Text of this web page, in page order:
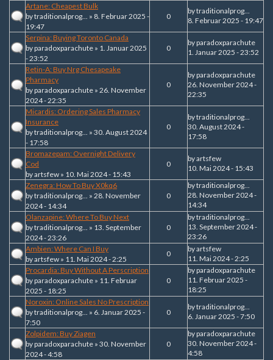
Artane: Cheapest Bulk
bytraditionalprog... » 8. Februar 2025 -
19:47
0
bytraditionalprog...
8. Februar 2025 - 19:47
Serpina: Buying Toronto Canada
byparadoxparachute » 1. Januar 2025
- 23:52
0
byparadoxparachute
1. Januar 2025 - 23:52
Retin-A: Buy Nrg Chesapeake
Pharmacy
byparadoxparachute » 26. November
2024 - 22:35
0
byparadoxparachute
26. November 2024 -
22:35
Micardis: Ordering Sales Pharmacy
Insurance
bytraditionalprog... » 30. August 2024
- 17:58
0
bytraditionalprog...
30. August 2024 -
17:58
Bromazepam: Overnight Delivery
Cod
byartsfew » 10. Mai 2024 - 15:43
0
byartsfew
10. Mai 2024 - 15:43
Zenegra: How To Buy X0kq6
bytraditionalprog... » 28. November
2024 - 14:34
0
bytraditionalprog...
28. November 2024 -
14:34
Olanzapine: Where To Buy Next
bytraditionalprog... » 13. September
2024 - 23:26
0
bytraditionalprog...
13. September 2024 -
23:26
Ambien: Where Can I Buy
byartsfew » 11. Mai 2024 - 2:25
0
byartsfew
11. Mai 2024 - 2:25
Procardia: Buy Without A Perscription
byparadoxparachute » 11. Februar
2025 - 18:25
0
byparadoxparachute
11. Februar 2025 -
18:25
Noroxin: Online Sales No Prescription
bytraditionalprog... » 6. Januar 2025 -
7:50
0
bytraditionalprog...
6. Januar 2025 - 7:50
Zolpidem: Buy Ziagen
byparadoxparachute » 30. November
2024 - 4:58
0
byparadoxparachute
30. November 2024 -
4:58